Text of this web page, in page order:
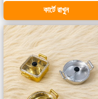
কার্টে রাখুন